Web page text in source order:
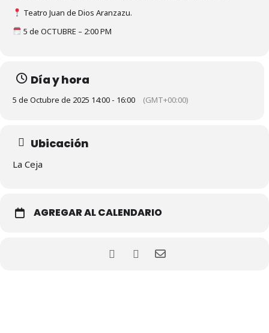
Teatro Juan de Dios Aranzazu.
5 de OCTUBRE – 2:00 PM
Día y hora
5 de Octubre de 2025 14:00 - 16:00 (GMT+00:00)
Ubicación
La Ceja
AGREGAR AL CALENDARIO